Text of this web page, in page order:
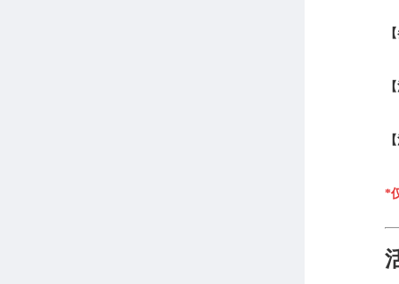
*